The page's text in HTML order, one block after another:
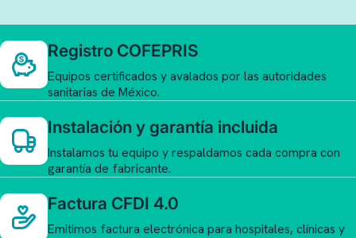
Registro COFEPRIS
Equipos certificados y avalados por las autoridades
sanitarias de México.
Instalación y garantía incluida
Instalamos tu equipo y respaldamos cada compra con
garantía de fabricante.
Factura CFDI 4.0
Emitimos factura electrónica para hospitales, clínicas y